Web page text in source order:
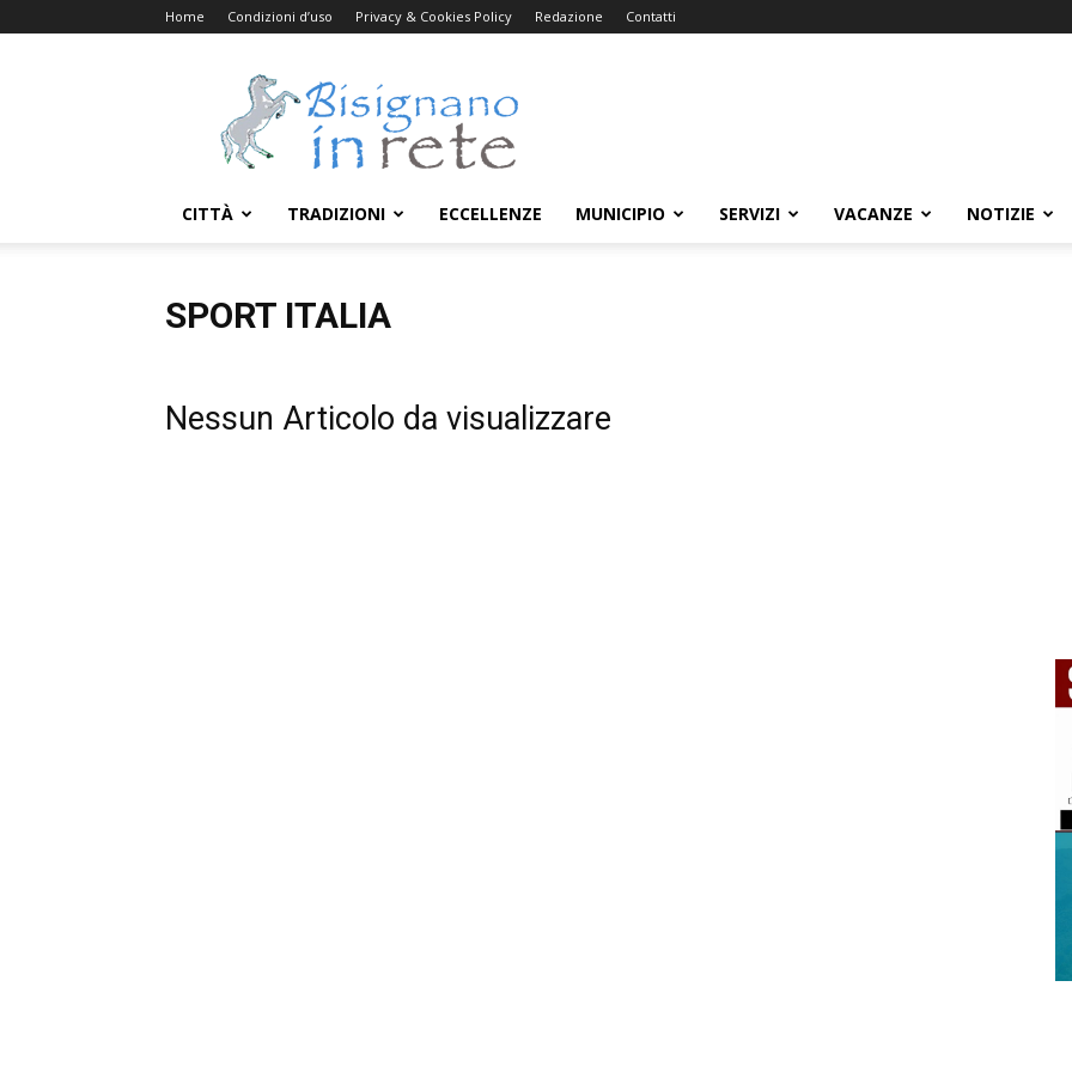
Home Condizioni d’uso Privacy & Cookies Policy Redazione Contatti
Bisignanoinrete.com
CITTÀ TRADIZIONI ECCELLENZE MUNICIPIO SERVIZI VACANZE NOTIZIE
SPORT ITALIA
Nessun Articolo da visualizzare